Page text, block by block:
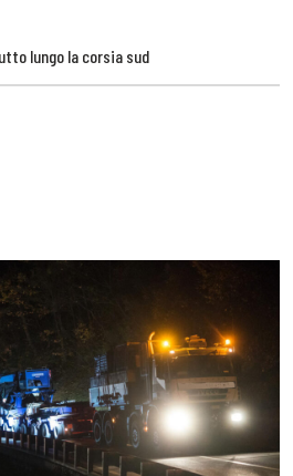
lungo la corsia sud